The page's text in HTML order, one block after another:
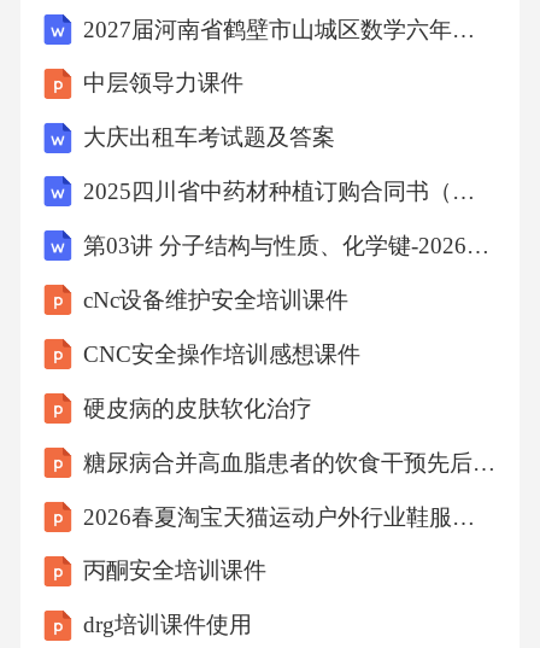
2027届河南省鹤壁市山城区数学六年级第一学期期末调研模拟试题含解析
中层领导力课件
大庆出租车考试题及答案
2025四川省中药材种植订购合同书（参考文本）
第03讲 分子结构与性质、化学键-2026年高考《化学》一轮复习讲义（天津专用）
cNc设备维护安全培训课件
CNC安全操作培训感想课件
硬皮病的皮肤软化治疗
糖尿病合并高血脂患者的饮食干预先后顺序
2026春夏淘宝天猫运动户外行业鞋服趋势白皮书
丙酮安全培训课件
drg培训课件使用